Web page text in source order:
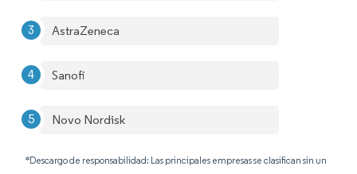
AstraZeneca
Sanofi
Novo Nordisk
*Descargo de responsabilidad: Las principales empresas se clasifican sin un